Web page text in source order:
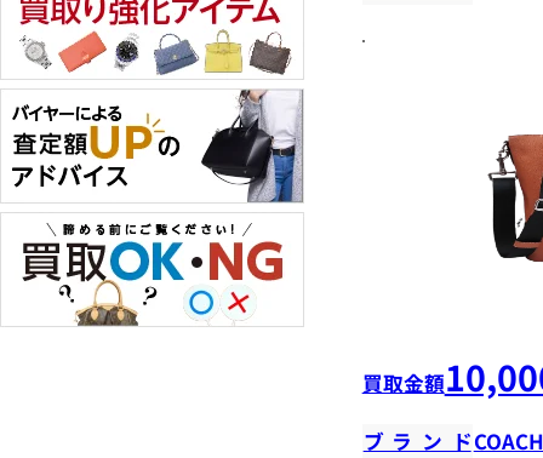
買取金額
ブランドCOACH